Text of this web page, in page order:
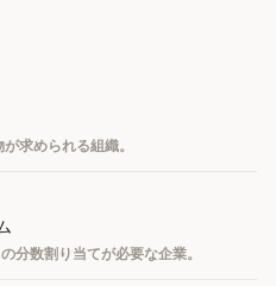
求められる組織。
分数割り当てが必要な企業。